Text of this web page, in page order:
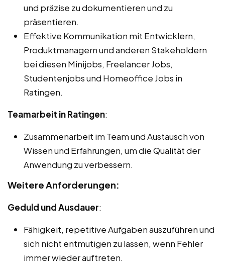
und präzise zu dokumentieren und zu
präsentieren.
Effektive Kommunikation mit Entwicklern,
Produktmanagern und anderen Stakeholdern
bei diesen Minijobs, Freelancer Jobs,
Studentenjobs und Homeoffice Jobs in
Ratingen.
Teamarbeit in Ratingen:
Zusammenarbeit im Team und Austausch von
Wissen und Erfahrungen, um die Qualität der
Anwendung zu verbessern.
Weitere Anforderungen:
Geduld und Ausdauer:
Fähigkeit, repetitive Aufgaben auszuführen und
sich nicht entmutigen zu lassen, wenn Fehler
immer wieder auftreten.